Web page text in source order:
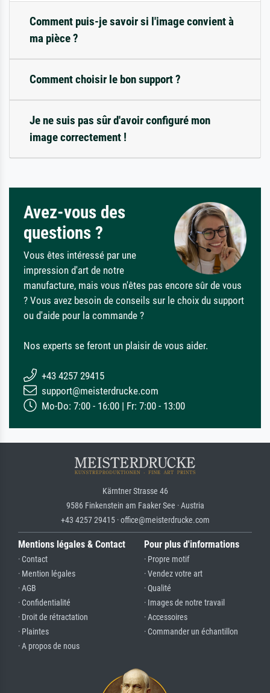
Comment puis-je savoir si l'image convient à
ma pièce ?
Comment choisir le bon support ?
Je ne suis pas sûr d'avoir configuré mon
image correctement !
Avez-vous des
questions ?
Vous êtes intéressé par une
impression d'art de notre
manufacture, mais vous n'êtes pas encore sûr de vous
? Vous avez besoin de conseils sur le choix du support
ou d'aide pour la commande ?
Nos experts se feront un plaisir de vous aider.
+43 4257 29415
support@meisterdrucke.com
Mo-Do: 7:00 - 16:00 | Fr: 7:00 - 13:00
Kärntner Strasse 46
9586 Finkenstein am Faaker See · Austria
+43 4257 29415 · office@meisterdrucke.com
Mentions légales & Contact
· Contact
· Mention légales
· AGB
· Confidentialité
· Droit de rétractation
· Plaintes
· A propos de nous
Pour plus d'informations
· Propre motif
· Vendez votre art
· Qualité
· Images de notre travail
· Accessoires
· Commander un échantillon